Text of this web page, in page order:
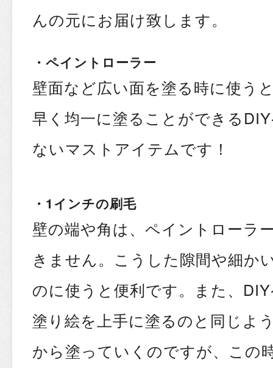
んの元にお届け致します。
・ペイントローラー
壁面など広い面を塗る時に使う
早く均一に塗ることができる
ないマストアイテムです！
・1インチの刷毛
壁の端や角は、ペイントローラ
きません。こうした隙間や細か
のに使うと便利です。また、
塗り絵を上手に塗るのと同じよ
から塗っていくのですが、この